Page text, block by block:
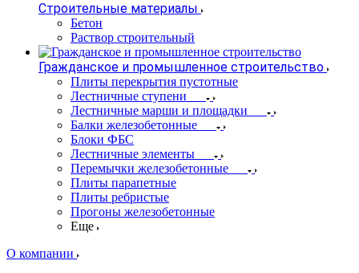
Строительные материалы
Бетон
Раствор строительный
Гражданское и промышленное строительство
Плиты перекрытия пустотные
Лестничные ступени
Лестничные марши и площадки
Балки железобетонные
Блоки ФБС
Лестничные элементы
Перемычки железобетонные
Плиты парапетные
Плиты ребристые
Прогоны железобетонные
Еще
О компании